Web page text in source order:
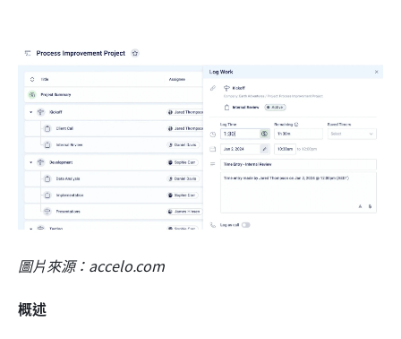
圖片來源：accelo.com
概述